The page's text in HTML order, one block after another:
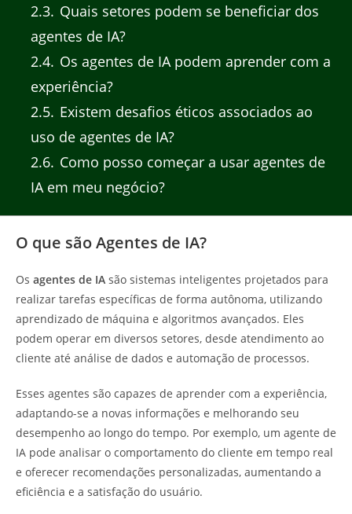
2.3 Quais setores podem se beneficiar dos
agentes de IA?
2.4 Os agentes de IA podem aprender com a
experiência?
2.5 Existem desafios éticos associados ao
uso de agentes de IA?
2.6 Como posso começar a usar agentes de
IA em meu negócio?
O que são Agentes de IA?
Os agentes de IA são sistemas inteligentes projetados para
realizar tarefas específicas de forma autônoma, utilizando
aprendizado de máquina e algoritmos avançados. Eles
podem operar em diversos setores, desde atendimento ao
cliente até análise de dados e automação de processos.
Esses agentes são capazes de aprender com a experiência,
adaptando-se a novas informações e melhorando seu
desempenho ao longo do tempo. Por exemplo, um agente de
IA pode analisar o comportamento do cliente em tempo real
e oferecer recomendações personalizadas, aumentando a
eficiência e a satisfação do usuário.